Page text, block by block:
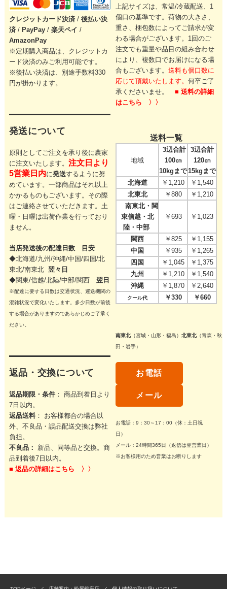
クレジットカード決済 / 後払い決
済/ PayPay/ 楽天ペイ /
AmazonPay
※定期購入商品は、クレジットカ
ード決済のみご利用可能です。
※後払い決済は、別途手数料330
円が掛かります。
発送について
原則としてご注文を承り後に農家
に注文いたします。 注文日より
5営業日内に発送するように努
めています。一部商品はそれ以上
かかるものもございます。その際
はご連絡させていただきます。 土
曜・日曜は出荷作業を行っており
ません。
当店発送後の配達日数 目安
◆北海道/九州/沖縄/中国/四国/北
東北/南東北 翌々日
◆関東/信越/北陸/中部/関西 翌日
※配達に要する日数は交通状況、運送機関の
混雑状況で変化いたします。多少日数が前後
する場合がありますのであらかじめご了承く
ださい。
返品・交換について
返品期限・条件： 商品到着日より
7日以内。
返品送料： お客様都合の場合以
外、不良品・誤品配送交換は弊社
負担。
不良品：
新品、同等品と交換。商
品到着後7日以内。
■ 返品の詳細はこちら 〉〉
上記サイズは、常温/冷蔵配送、1
個口の基準です。荷物の大きさ、
重さ、梱包数によってご請求が変
わる場合がございます。 1回のご
注文でも重量や品目の組み合わせ
により、複数口でお届けになる場
合もございます。送料も個口数に
応じて頂戴いたします。何卒ご了
承くださいませ。■ 送料の詳細
はこちら 〉〉
送料一覧
地域
3辺合計
100㎝
10kgまで
3辺合計
120㎝
15kgまで
北海道
￥1,210
￥1,540
北東北
￥880
￥1,210
南東北・関
東信越・北
陸・中部
￥693 ￥1,023
関西 ￥825
￥1,155
中国
￥935
￥1,265
四国
￥1,045
￥1,375
九州
￥1,210
￥1,540
沖縄
￥1,870 ￥2,640
クール代 ￥330 ￥660
南東北（宮城・山形・福島）北東北（青森・秋
田・岩手）
お電話
メール
お電話：9：30～17：00（休：土日祝
日）
メール：24時間365日（返信は翌営業日）
※お客様用のため営業はお断りします